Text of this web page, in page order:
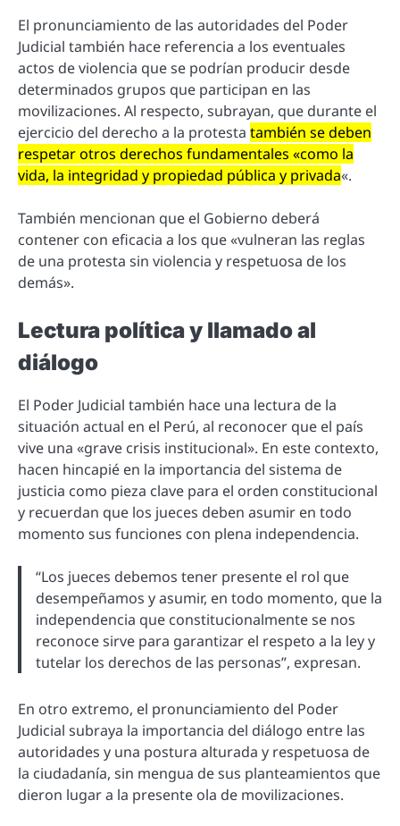
El pronunciamiento de las autoridades del Poder
Judicial también hace referencia a los eventuales
actos de violencia que se podrían producir desde
determinados grupos que participan en las
movilizaciones. Al respecto, subrayan, que durante el
ejercicio del derecho a la protesta también se deben
respetar otros derechos fundamentales «como la
vida, la integridad y propiedad pública y privada«.
También mencionan que el Gobierno deberá
contener con eficacia a los que «vulneran las reglas
de una protesta sin violencia y respetuosa de los
demás».
Lectura política y llamado al
diálogo
El Poder Judicial también hace una lectura de la
situación actual en el Perú, al reconocer que el país
vive una «grave crisis institucional». En este contexto,
hacen hincapié en la importancia del sistema de
justicia como pieza clave para el orden constitucional
y recuerdan que los jueces deben asumir en todo
momento sus funciones con plena independencia.
“Los jueces debemos tener presente el rol que
desempeñamos y asumir, en todo momento, que la
independencia que constitucionalmente se nos
reconoce sirve para garantizar el respeto a la ley y
tutelar los derechos de las personas”, expresan.
En otro extremo, el pronunciamiento del Poder
Judicial subraya la importancia del diálogo entre las
autoridades y una postura alturada y respetuosa de
la ciudadanía, sin mengua de sus planteamientos que
dieron lugar a la presente ola de movilizaciones.